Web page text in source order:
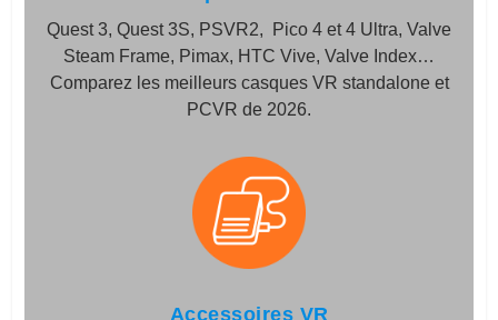
Quest 3, Quest 3S, PSVR2, Pico 4 et 4 Ultra, Valve
Steam Frame, Pimax, HTC Vive, Valve Index…
Comparez les meilleurs casques VR standalone et
PCVR de 2026.
Accessoires VR